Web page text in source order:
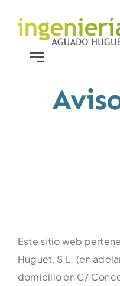
Toggle
Este sitio web
Huguet, S.L. (en
domicilio en C/